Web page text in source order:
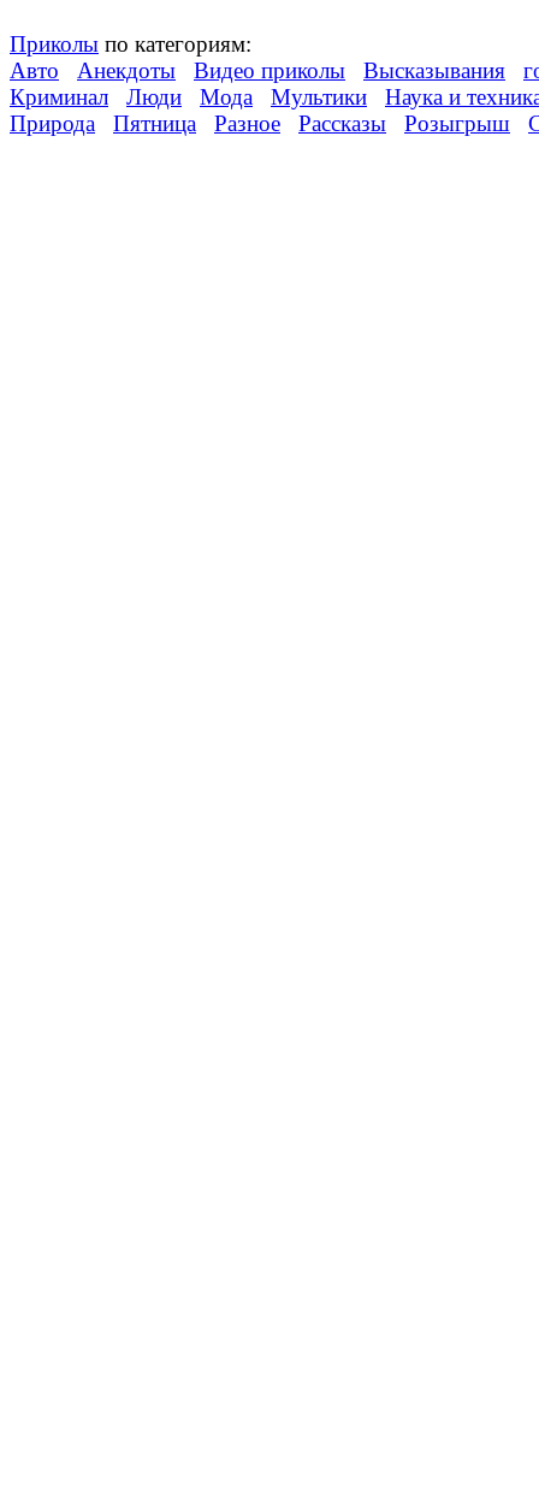
Приколы по категориям:
Авто
Анекдоты Видео приколы Высказывания
Криминал
Люди Мода Мультики
Наука и
Природа
Пятница Разное Рассказы Розыгрыш